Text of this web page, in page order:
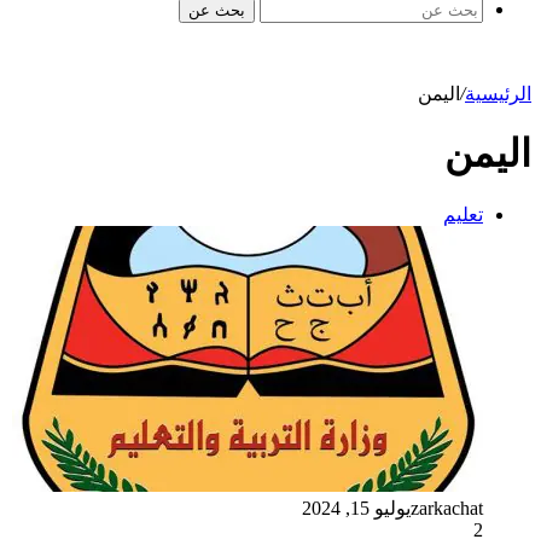
بحث عن
الرئيسية/ اليمن
اليمن
تعليم
zarkachatيوليو 15, 2024
2